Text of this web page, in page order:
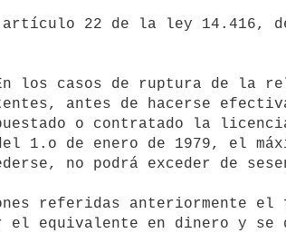
antes de hacerse
o contratado la
1.o de enero de 1979, el
no podrá exceder de
el equivalente en dinero y se